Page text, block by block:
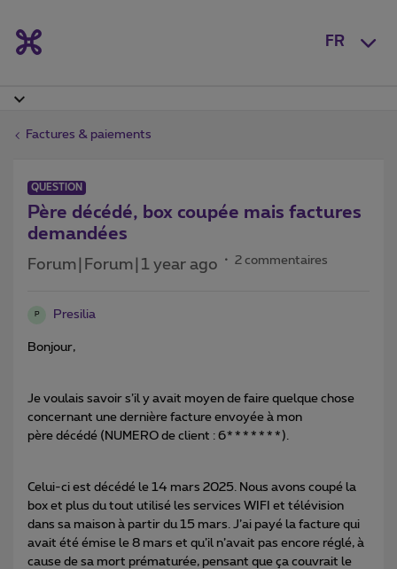
FR
Factures & paiements
QUESTION
Père décédé, box coupée mais factures
demandées
Forum|Forum|1 year ago 2 commentaires
P Presilia
Bonjour,
Je voulais savoir s’il y avait moyen de faire quelque chose
concernant une dernière facture envoyée à mon
père décédé (NUMERO de client : 6*******).
Celui-ci est décédé le 14 mars 2025. Nous avons coupé la
box et plus du tout utilisé les services WIFI et télévision
dans sa maison à partir du 15 mars. J’ai payé la facture qui
avait été émise le 8 mars et qu’il n’avait pas encore réglé, à
cause de sa mort prématurée, pensant que ça couvrait le